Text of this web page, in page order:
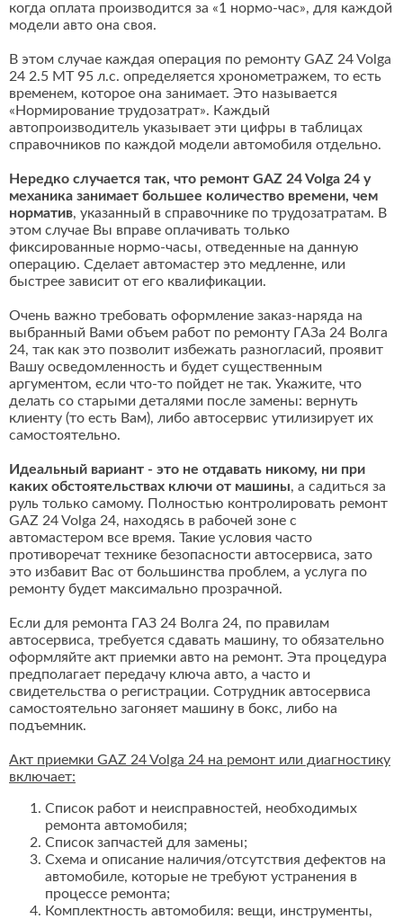
когда оплата производится за «1 нормо-час», для каждой
модели авто она своя.
В этом случае каждая операция по ремонту GAZ 24 Volga
24 2.5 MT 95 л.с. определяется хронометражем, то есть
временем, которое она занимает. Это называется
«Нормирование трудозатрат». Каждый
автопроизводитель указывает эти цифры в таблицах
справочников по каждой модели автомобиля отдельно.
Нередко случается так, что ремонт GAZ 24 Volga 24 у
механика занимает большее количество времени, чем
норматив, указанный в справочнике по трудозатратам. В
этом случае Вы вправе оплачивать только
фиксированные нормо-часы, отведенные на данную
операцию. Сделает автомастер это медленне, или
быстрее зависит от его квалификации.
Очень важно требовать оформление заказ-наряда на
выбранный Вами объем работ по ремонту ГАЗа 24 Волга
24, так как это позволит избежать разногласий, проявит
Вашу осведомленность и будет существенным
аргументом, если что-то пойдет не так. Укажите, что
делать со старыми деталями после замены: вернуть
клиенту (то есть Вам), либо автосервис утилизирует их
самостоятельно.
Идеальный вариант - это не отдавать никому, ни при
каких обстоятельствах ключи от машины, а садиться за
руль только самому. Полностью контролировать ремонт
GAZ 24 Volga 24, находясь в рабочей зоне с
автомастером все время. Такие условия часто
противоречат технике безопасности автосервиса, зато
это избавит Вас от большинства проблем, а услуга по
ремонту будет максимально прозрачной.
Если для ремонта ГАЗ 24 Волга 24, по правилам
автосервиса, требуется сдавать машину, то обязательно
оформляйте акт приемки авто на ремонт. Эта процедура
предполагает передачу ключа авто, а часто и
свидетельства о регистрации. Сотрудник автосервиса
самостоятельно загоняет машину в бокс, либо на
подъемник.
Акт приемки GAZ 24 Volga 24 на ремонт или диагностику
включает:
Список работ и неисправностей, необходимых
ремонта автомобиля;
Список запчастей для замены;
Схема и описание наличия/отсутствия дефектов на
автомобиле, которые не требуют устранения в
процессе ремонта;
Комплектность автомобиля: вещи, инструменты,